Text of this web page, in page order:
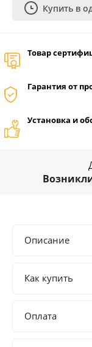
Купить в
Товар
Гарантия от
Установка и
Описание
Как купить
Оплата